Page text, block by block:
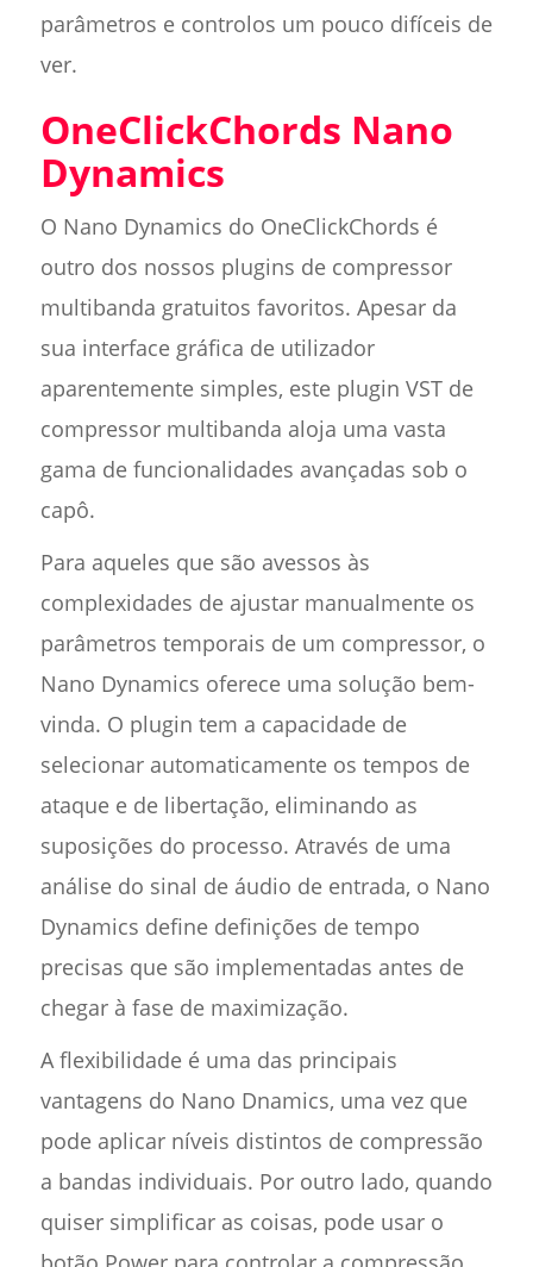
parâmetros e controlos um pouco difíceis de
ver.
OneClickChords Nano
Dynamics
O Nano Dynamics do OneClickChords é
outro dos nossos plugins de compressor
multibanda gratuitos favoritos. Apesar da
sua interface gráfica de utilizador
aparentemente simples, este plugin VST de
compressor multibanda aloja uma vasta
gama de funcionalidades avançadas sob o
capô.
Para aqueles que são avessos às
complexidades de ajustar manualmente os
parâmetros temporais de um compressor, o
Nano Dynamics oferece uma solução bem-
vinda. O plugin tem a capacidade de
selecionar automaticamente os tempos de
ataque e de libertação, eliminando as
suposições do processo. Através de uma
análise do sinal de áudio de entrada, o Nano
Dynamics define definições de tempo
precisas que são implementadas antes de
chegar à fase de maximização.
A flexibilidade é uma das principais
vantagens do Nano Dnamics, uma vez que
pode aplicar níveis distintos de compressão
a bandas individuais. Por outro lado, quando
quiser simplificar as coisas, pode usar o